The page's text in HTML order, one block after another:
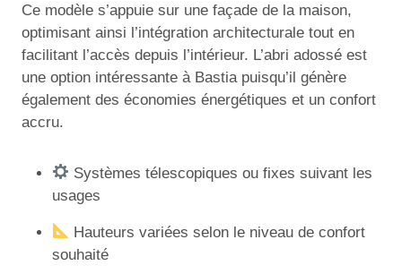
Ce modèle s’appuie sur une façade de la maison,
optimisant ainsi l’intégration architecturale tout en
facilitant l’accès depuis l’intérieur. L’abri adossé est
une option intéressante à Bastia puisqu’il génère
également des économies énergétiques et un confort
accru.
Systèmes télescopiques ou fixes suivant les
usages
Hauteurs variées selon le niveau de confort
souhaité